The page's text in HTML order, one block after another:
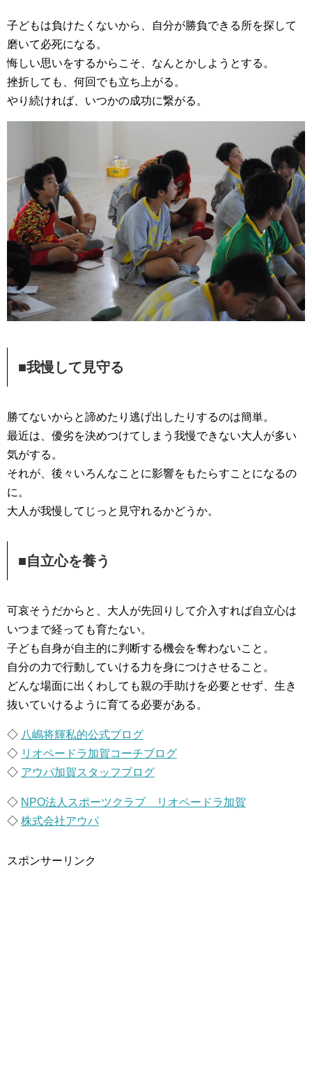
子どもは負けたくないから、自分が勝負できる所を探して
磨いて必死になる。
悔しい思いをするからこそ、なんとかしようとする。
挫折しても、何回でも立ち上がる。
やり続ければ、いつかの成功に繋がる。
■我慢して見守る
勝てないからと諦めたり逃げ出したりするのは簡単。
最近は、優劣を決めつけてしまう我慢できない大人が多い
気がする。
それが、後々いろんなことに影響をもたらすことになるの
に。
大人が我慢してじっと見守れるかどうか。
■自立心を養う
可哀そうだからと、大人が先回りして介入すれば自立心は
いつまで経っても育たない。
子ども自身が自主的に判断する機会を奪わないこと。
自分の力で行動していける力を身につけさせること。
どんな場面に出くわしても親の手助けを必要とせず、生き
抜いていけるように育てる必要がある。
◇ 八嶋将輝私的公式ブログ
◇ リオペードラ加賀コーチブログ
◇ アウパ加賀スタッフブログ
◇ NPO法人スポーツクラブ リオペードラ加賀
◇ 株式会社アウパ
スポンサーリンク